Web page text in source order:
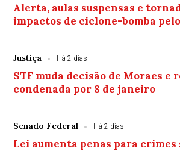
Alerta, aulas suspensas e
impactos de ciclone-bomba
Justiça Há 2 dias
STF muda decisão de Moraes e
condenada por 8 de janeiro
Senado Federal Há 2 dias
Lei aumenta penas para